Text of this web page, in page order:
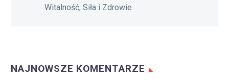
Witalność, Siła i Zdrowie
NAJNOWSZE KOMENTARZE